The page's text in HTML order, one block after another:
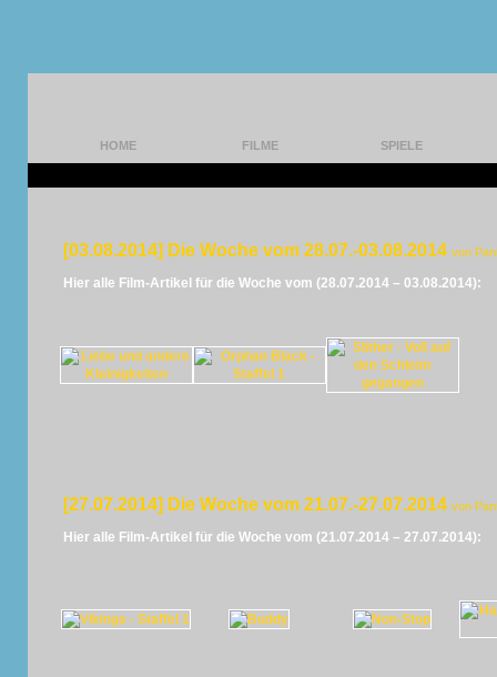
HOME FILME SPIELE
[03.08.2014] Die Woche vom 28.07.-03.08.2014 von
Hier alle Film-Artikel für die Woche vom (28.07.2014 – 03.08.2014):
[27.07.2014] Die Woche vom 21.07.-27.07.2014 von
Hier alle Film-Artikel für die Woche vom (21.07.2014 – 27.07.2014):